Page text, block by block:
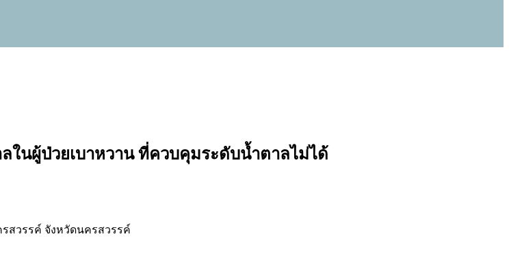
นผู้ป่วยเบาหวาน ที่ควบคุมระดับน้ำตาลไม่ได้
สวรรค์ จังหวัดนครสวรรค์